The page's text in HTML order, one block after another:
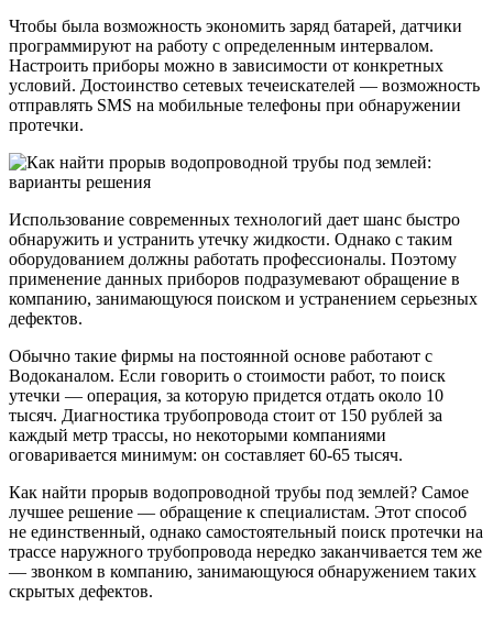
Чтобы была возможность экономить заряд батарей, датчики
программируют на работу с определенным интервалом.
Настроить приборы можно в зависимости от конкретных
условий. Достоинство сетевых течеискателей — возможность
отправлять SMS на мобильные телефоны при обнаружении
протечки.
Использование современных технологий дает шанс быстро
обнаружить и устранить утечку жидкости. Однако с таким
оборудованием должны работать профессионалы. Поэтому
применение данных приборов подразумевают обращение в
компанию, занимающуюся поиском и устранением серьезных
дефектов.
Обычно такие фирмы на постоянной основе работают с
Водоканалом. Если говорить о стоимости работ, то поиск
утечки — операция, за которую придется отдать около 10
тысяч. Диагностика трубопровода стоит от 150 рублей за
каждый метр трассы, но некоторыми компаниями
оговаривается минимум: он составляет 60-65 тысяч.
Как найти прорыв водопроводной трубы под землей? Самое
лучшее решение — обращение к специалистам. Этот способ
не единственный, однако самостоятельный поиск протечки на
трассе наружного трубопровода нередко заканчивается тем же
— звонком в компанию, занимающуюся обнаружением таких
скрытых дефектов.